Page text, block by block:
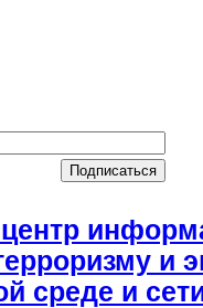
и
среде и